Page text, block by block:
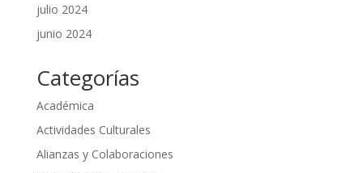
julio 2024
junio 2024
Categorías
Académica
Actividades Culturales
Alianzas y Colaboraciones